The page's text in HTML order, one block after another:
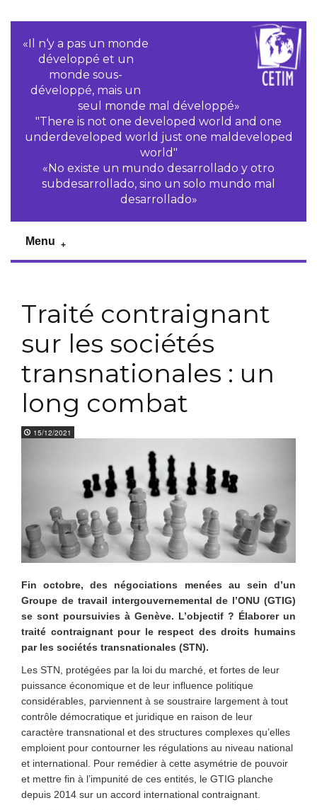
«Il n‘y a pas un monde
développé et un
monde sous-
développé, mais un
seul monde mal développé»
"There is not one developed world and one
underdeveloped world just one maldeveloped
world"
«No existe un mundo desarrollado y otro
subdesarrollado, sino un solo mundo mal
desarrollado»
Menu
Traité contraignant
sur les sociétés
transnationales : un
long combat
15/12/2021
Fin octobre, des négociations menées au sein d’un
Groupe de travail intergouvernemental de l’ONU (GTIG)
se sont poursuivies à Genève. L’objectif ? Élaborer un
traité contraignant pour le respect des droits humains
par les sociétés transnationales (STN).
Les STN, protégées par la loi du marché, et fortes de leur
puissance économique et de leur influence politique
considérables, parviennent à se soustraire largement à tout
contrôle démocratique et juridique en raison de leur
caractère transnational et des structures complexes qu’elles
emploient pour contourner les régulations au niveau national
et international. Pour remédier à cette asymétrie de pouvoir
et mettre fin à l’impunité de ces entités, le GTIG planche
depuis 2014 sur un accord international contraignant.